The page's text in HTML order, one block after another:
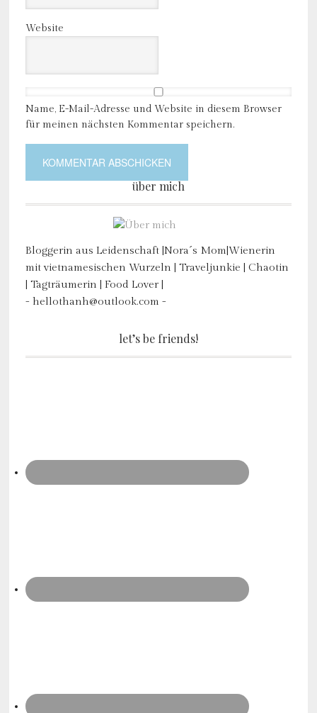
Website
Name, E-Mail-Adresse und Website in diesem Browser
für meinen nächsten Kommentar speichern.
über mich
Bloggerin aus Leidenschaft |Nora´s Mom|Wienerin
mit vietnamesischen Wurzeln | Traveljunkie | Chaotin
| Tagträumerin | Food Lover |
- hellothanh@outlook.com -
let’s be friends!